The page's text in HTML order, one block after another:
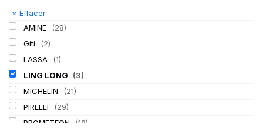
× Effacer
AMINE
(28)
Giti
(2)
LASSA
(1)
LING LONG
(3)
MICHELIN
(21)
PIRELLI
(29)
PROMETEON
(18)